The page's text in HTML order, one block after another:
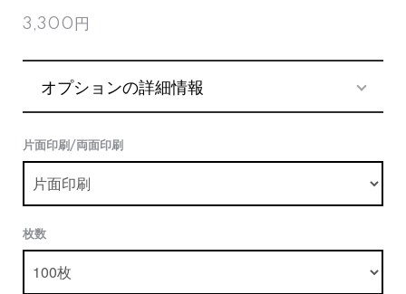
3,300円
オプションの詳細情報
片面印刷/両面印刷
枚数